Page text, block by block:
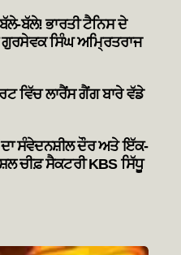
ਬੱਲੇ! ਭਾਰਤੀ ਟੈਨਿਸ ਦੇ
ਗੁਰਸੇਵਕ ਸਿੰਘ ਅਮ੍ਰਿਤਰਾਜ
ਵਿੱਚ ਲਾਰੈਂਸ ਗੈਂਗ ਬਾਰੇ ਵੱਡੇ
ਦਾ ਸੰਵੇਦਨਸ਼ੀਲ ਦੌਰ ਅਤੇ ਇੱਕ-
ਚੀਫ਼ ਸੈਕਟਰੀ KBS ਸਿੱਧੂ